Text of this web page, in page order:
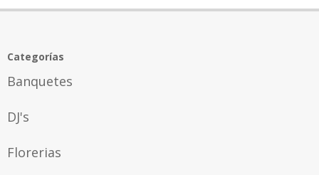
Categorías
Banquetes
DJ's
Florerias